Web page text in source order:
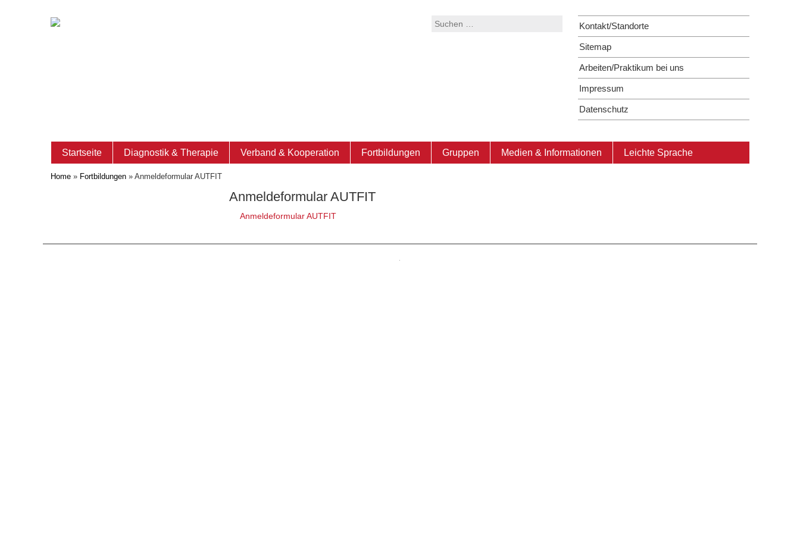
Kontakt/Standorte
Sitemap
Arbeiten/Praktikum bei uns
Impressum
Datenschutz
Suchen
Startseite Diagnostik & Therapie Verband & Kooperation Fortbildungen Gruppen Medien & Informationen Leichte Sprache
Home » Fortbildungen » Anmeldeformular AUTFIT
Anmeldeformular AUTFIT
Anmeldeformular AUTFIT